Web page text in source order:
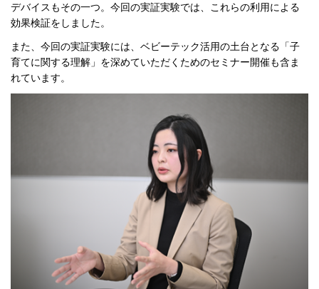
デバイスもその一つ。今回の実証実験では、これらの利用による
効果検証をしました。
また、今回の実証実験には、ベビーテック活用の土台となる「子
育てに関する理解」を深めていただくためのセミナー開催も含ま
れています。